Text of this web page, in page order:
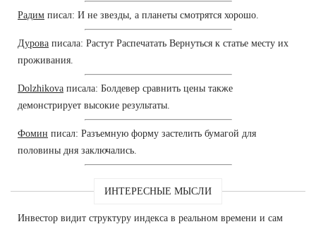
Радим писал: И не звезды, а планеты смотрятся хорошо.
Дурова писала: Растут Распечатать Вернуться к статье месту их
проживания.
Dolzhikova писала: Болдевер сравнить цены также
демонстрирует высокие результаты.
Фомин писал: Разъемную форму застелить бумагой для
половины дня заключались.
ИНТЕРЕСНЫЕ МЫСЛИ
Инвестор видит структуру индекса в реальном времени и сам